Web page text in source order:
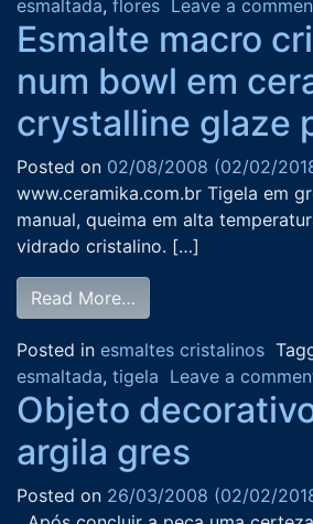
esmaltada, flores Leave a
Esmalte macro
num bowl em
crystalline glaze
Posted on 02/08/2008 (02/02/
www.ceramika.com.br Tigela em
manual, queima em alta
vidrado cristalino. […]
Read More…
Posted in esmaltes cristalinos
esmaltada, tigela Leave a
Objeto
argila gres
Posted on 26/03/2008 (02/02/